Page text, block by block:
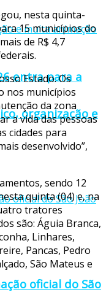
entra para a
organização e
oficial do São
nesta quinta-
15 municípios do
de R$ 4,7
Estado. Os
nos municípios
da zona
a vida das pessoas
cidades para
desenvolvido”,
sendo 12
quinta (04) e, na
tratores
são: Águia Branca,
Linhares,
Pancas, Pedro
São Mateus e